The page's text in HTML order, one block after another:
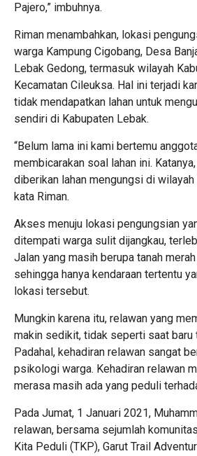
Pajero,” imbuhnya.
Riman menambahkan, lokasi
warga Kampung Cigobang, Desa
Lebak Gedong, termasuk wilayah
Kecamatan Cileuksa. Hal ini terjadi
tidak mendapatkan lahan untuk
sendiri di Kabupaten Lebak.
“Belum lama ini kami bertemu
membicarakan soal lahan ini.
diberikan lahan mengungsi di wilayah
kata Riman.
Akses menuju lokasi pengungsian
ditempati warga sulit dijangkau,
Jalan yang masih berupa tanah
sehingga hanya kendaraan tertentu
lokasi tersebut.
Mungkin karena itu, relawan yang
makin sedikit, tidak seperti saat baru
Padahal, kehadiran relawan sangat
psikologi warga. Kehadiran relawan
merasa masih ada yang peduli
Pada Jumat, 1 Januari 2021,
relawan, bersama sejumlah
Kita Peduli (TKP), Garut Trail